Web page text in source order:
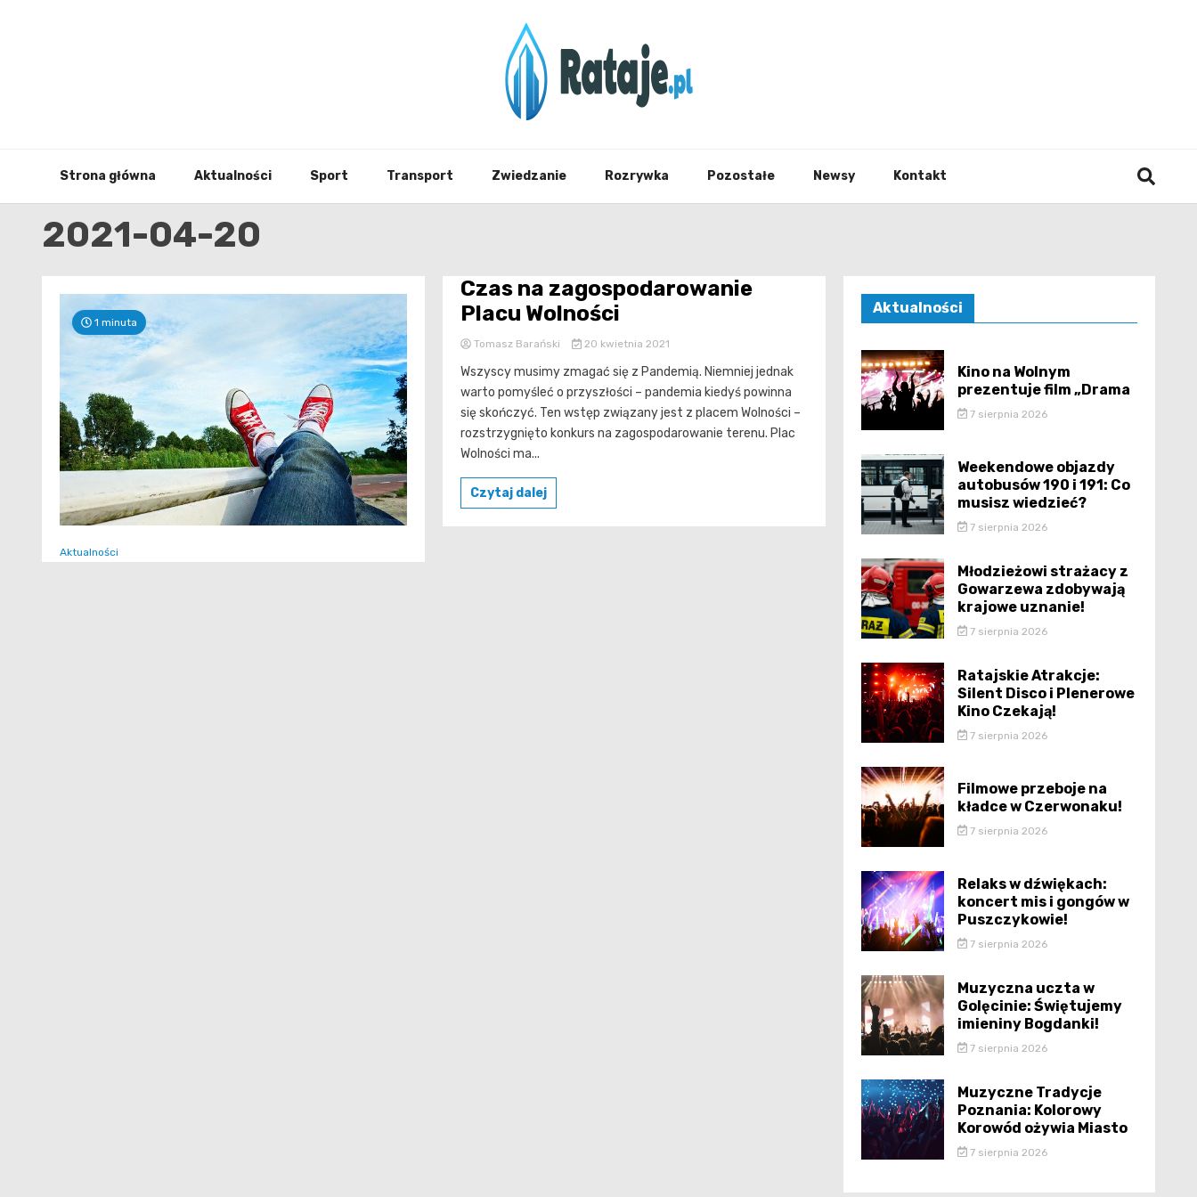
Rataje.pl
Strona główna Aktualności Sport Transport Zwiedzanie Rozrywka Pozostałe Newsy Kontakt
2021-04-20
1 minuta
Aktualności
Czas na zagospodarowanie
Placu Wolności
Tomasz Barański 20 kwietnia 2021
Wszyscy musimy zmagać się z Pandemią. Niemniej jednak
warto pomyśleć o przyszłości – pandemia kiedyś powinna
się skończyć. Ten wstęp związany jest z placem Wolności –
rozstrzygnięto konkurs na zagospodarowanie terenu. Plac
Wolności ma...
Czytaj dalej
Aktualności
Kino na Wolnym
prezentuje film „Drama
7 sierpnia 2026
Weekendowe objazdy
autobusów 190 i 191: Co
musisz wiedzieć?
7 sierpnia 2026
Młodzieżowi strażacy z
Gowarzewa zdobywają
krajowe uznanie!
7 sierpnia 2026
Ratajskie Atrakcje:
Silent Disco i Plenerowe
Kino Czekają!
7 sierpnia 2026
Filmowe przeboje na
kładce w Czerwonaku!
7 sierpnia 2026
Relaks w dźwiękach:
koncert mis i gongów w
Puszczykowie!
7 sierpnia 2026
Muzyczna uczta w
Golęcinie: Świętujemy
imieniny Bogdanki!
7 sierpnia 2026
Muzyczne Tradycje
Poznania: Kolorowy
Korowód ożywia Miasto
7 sierpnia 2026